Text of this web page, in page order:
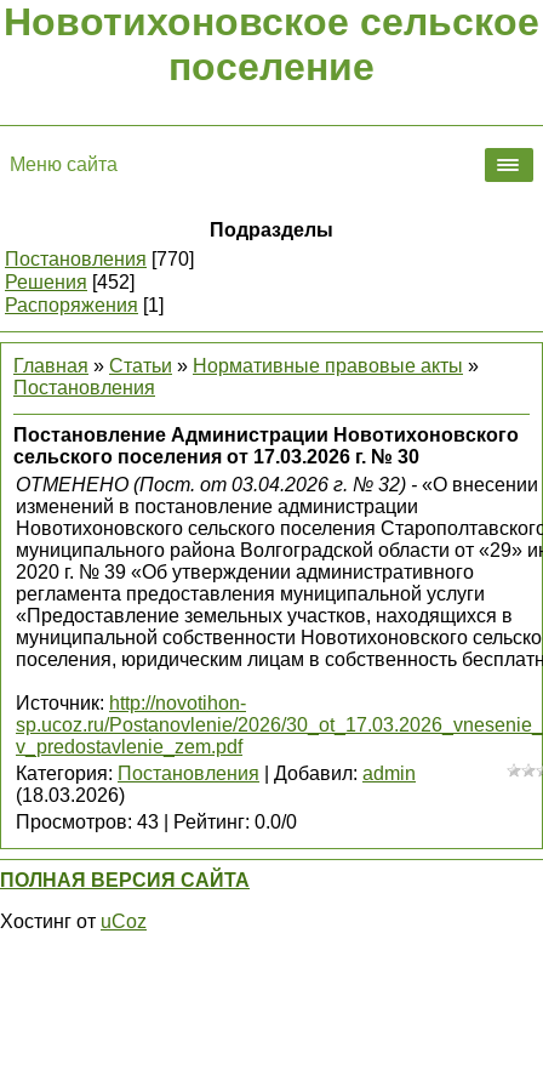
Новотихоновское сельское
поселение
Меню сайта
Подразделы
Постановления [770]
Решения [452]
Распоряжения [1]
Главная » Статьи » Нормативные правовые акты »
Постановления
Постановление Администрации Новотихоновского
сельского поселения от 17.03.2026 г. № 30
ОТМЕНЕНО (Пост. от 03.04.2026 г. № 32) - «О внесении
изменений в постановление администрации
Новотихоновского сельского поселения
муниципального района Волгоградской области от «29»
2020 г. № 39 «Об утверждении административного
регламента предоставления муниципальной услуги
«Предоставление земельных участков, находящихся в
муниципальной собственности Новотихоновского
поселения, юридическим лицам в собственность
Источник: http://novotihon-
sp.ucoz.ru/Postanovlenie/2026/
v_predostavlenie_zem.pdf
Категория: Постановления Добавил: admin
(18.03.2026)
Просмотров: 43 Рейтинг: 0.0/0
ПОЛНАЯ ВЕРСИЯ САЙТА
Хостинг от uCoz